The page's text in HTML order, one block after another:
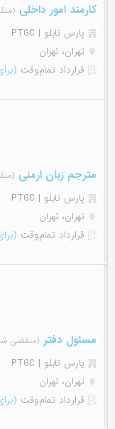
کارمند امور داخلی
پارس تابلو | PTGC
تهران، تهران
قرارداد تمام‌وقت
مترجم زبان ارمنی
پارس تابلو | PTGC
تهران، تهران
قرارداد تمام‌وقت
مسئول دفتر (منقضی
پارس تابلو | PTGC
تهران، تهران
قرارداد تمام‌وقت